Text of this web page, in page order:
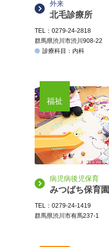
外来
北毛診療所
TEL：0279-24-2818
群馬県渋川市渋川908-22
診療科目：内科
福祉
病児病後児保育
みつばち保育園
TEL：0279-24-1419
群馬県渋川市有馬237-1